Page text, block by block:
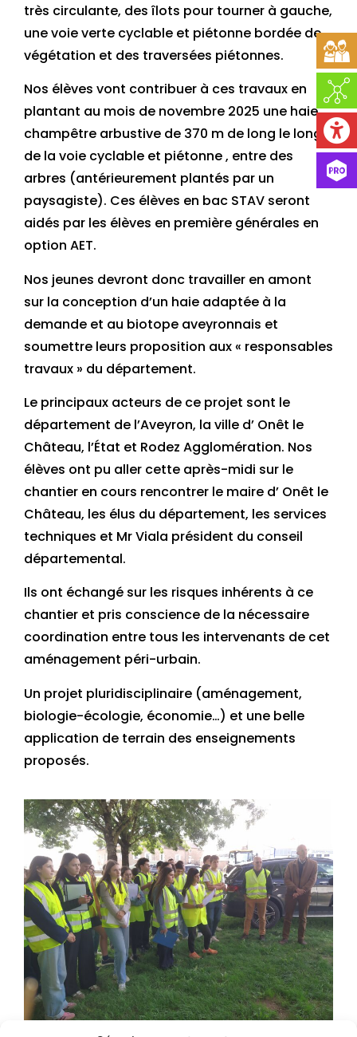
très circulante, des îlots pour tourner à gauche,
une voie verte cyclable et piétonne bordée de
végétation et des traversées piétonnes.
Nos élèves vont contribuer à ces travaux en
plantant au mois de novembre 2025 une haie
champêtre arbustive de 370 m de long le long
de la voie cyclable et piétonne , entre des
arbres (antérieurement plantés par un
paysagiste). Ces élèves en bac STAV seront
aidés par les élèves en première générales en
option AET.
Nos jeunes devront donc travailler en amont
sur la conception d’un haie adaptée à la
demande et au biotope aveyronnais et
soumettre leurs proposition aux « responsables
travaux » du département.
Le principaux acteurs de ce projet sont le
département de l’Aveyron, la ville d’ Onêt le
Château, l’État et Rodez Agglomération. Nos
élèves ont pu aller cette après-midi sur le
chantier en cours rencontrer le maire d’ Onêt le
Château, les élus du département, les services
techniques et Mr Viala président du conseil
départemental.
Ils ont échangé sur les risques inhérents à ce
chantier et pris conscience de la nécessaire
coordination entre tous les intervenants de cet
aménagement péri-urbain.
Un projet pluridisciplinaire (aménagement,
biologie-écologie, économie…) et une belle
application de terrain des enseignements
proposés.